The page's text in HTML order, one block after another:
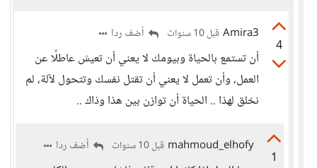
4
Amira3 قبل 10 سنوات أضف ردا
أن تستمع بالحياة وبيومك لا يعني أن تعيش عاطلًا عن
العمل، وأن تعمل لا يعني أن تقتل نفسك وتتحول لآلة، لم
نخلق لهذا .. الحياة أن توازن بين هذا وذاك ..
1
mahmoud_elhofy قبل 10 سنوات أضف ردا